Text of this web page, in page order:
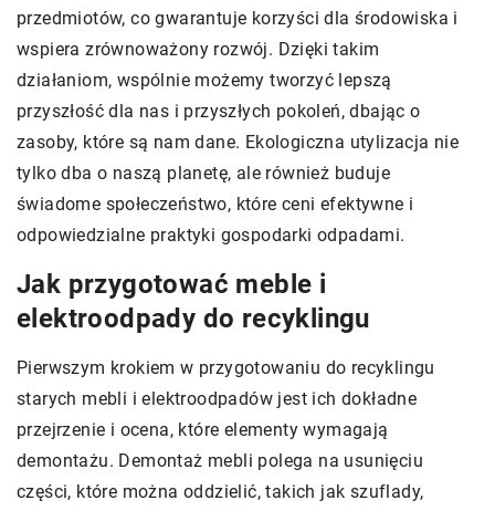
przedmiotów, co gwarantuje korzyści dla środowiska i
wspiera zrównoważony rozwój. Dzięki takim
działaniom, wspólnie możemy tworzyć lepszą
przyszłość dla nas i przyszłych pokoleń, dbając o
zasoby, które są nam dane. Ekologiczna utylizacja nie
tylko dba o naszą planetę, ale również buduje
świadome społeczeństwo, które ceni efektywne i
odpowiedzialne praktyki gospodarki odpadami.
Jak przygotować meble i
elektroodpady do recyklingu
Pierwszym krokiem w przygotowaniu do recyklingu
starych mebli i elektroodpadów jest ich dokładne
przejrzenie i ocena, które elementy wymagają
demontażu. Demontaż mebli polega na usunięciu
części, które można oddzielić, takich jak szuflady,